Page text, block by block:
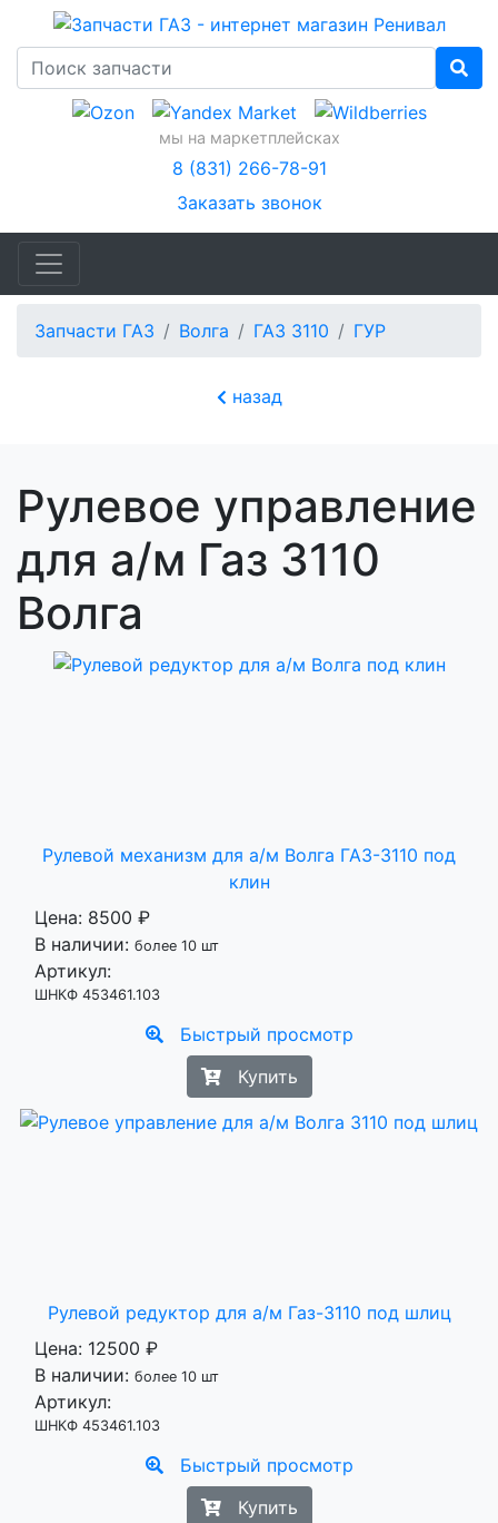
мы на маркетплейсках
8 (831) 266-78-91
Заказать звонок
Запчасти ГАЗ Волга ГАЗ 3110 ГУР
назад
Рулевое управление
для а/м Газ 3110
Волга
Рулевой механизм для а/м Волга ГАЗ-3110 под
клин
Цена: 8500 ₽
В наличии: более 10 шт
Артикул:
ШНКФ 453461.103
Быстрый просмотр
Купить
Рулевой редуктор для а/м Газ-3110 под шлиц
Цена: 12500 ₽
В наличии: более 10 шт
Артикул:
ШНКФ 453461.103
Быстрый просмотр
Купить